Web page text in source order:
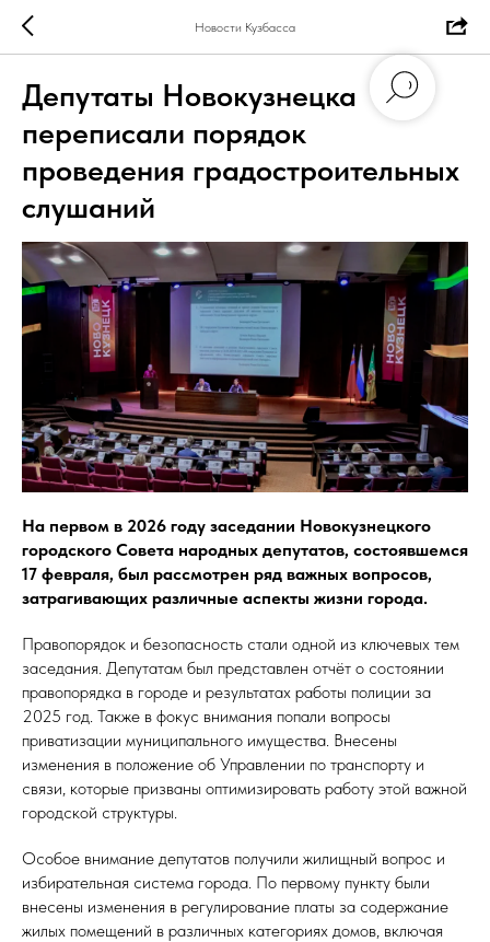
Новости Кузбасса
Депутаты Новокузнецка
переписали порядок
проведения градостроительных
слушаний
На первом в 2026 году заседании Новокузнецкого
городского Совета народных депутатов, состоявшемся
17 февраля, был рассмотрен ряд важных вопросов,
затрагивающих различные аспекты жизни города.
Правопорядок и безопасность стали одной из ключевых тем
заседания. Депутатам был представлен отчёт о состоянии
правопорядка в городе и результатах работы полиции за
2025 год. Также в фокус внимания попали вопросы
приватизации муниципального имущества. Внесены
изменения в положение об Управлении по транспорту и
связи, которые призваны оптимизировать работу этой важной
городской структуры.
Особое внимание депутатов получили жилищный вопрос и
избирательная система города. По первому пункту были
внесены изменения в регулирование платы за содержание
жилых помещений в различных категориях домов, включая